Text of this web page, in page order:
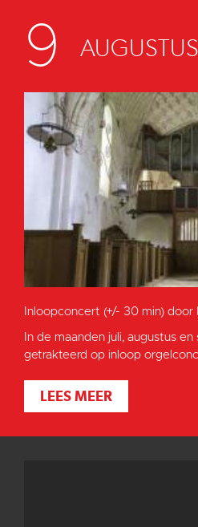
9 AUGUSTUS
Inloopconcert (+/- 30 min) door
In de maanden juli, augustus
getrakteerd op inloop
LEES MEER